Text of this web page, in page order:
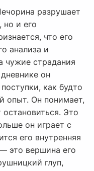
разрушает
и его
что его
анализа и
чужие страдания
он
как будто
опыт. Он понимает,
Это
он играет с
его внутренняя
это вершина его
глуп,